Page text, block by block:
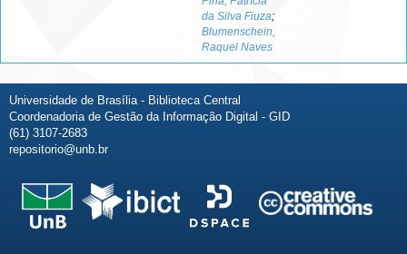
da Silva Fiuza;
Blumenschein,
Raquel Naves
Universidade de Brasília - Biblioteca Central
Coordenadoria de Gestão da Informação Digital - GID
(61) 3107-2683
repositorio@unb.br